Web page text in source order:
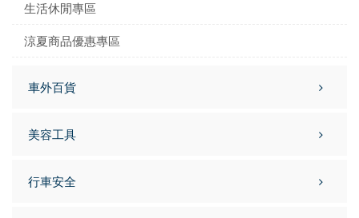
生活休閒專區
涼夏商品優惠專區
車外百貨
美容工具
行車安全